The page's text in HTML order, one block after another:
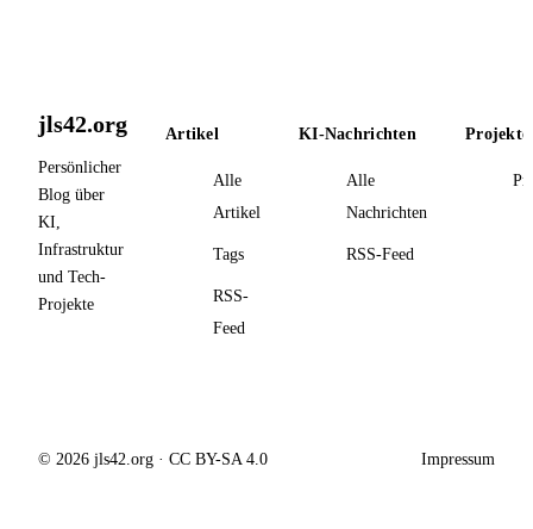
jls42.org
Persönlicher
Blog über
KI,
Infrastruktur
und Tech-
Projekte
Artikel
Alle
Artikel
Tags
RSS-
Feed
KI-Nachrichten
Alle
Nachrichten
RSS-Feed
Projekte
© 2026 jls42.org · CC BY-SA 4.0 Impressum